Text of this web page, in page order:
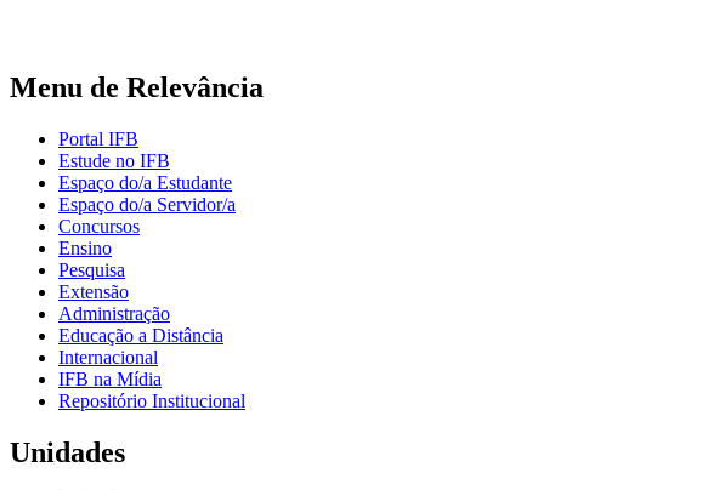
Menu de Relevância
Portal IFB
Estude no IFB
Espaço do/a Estudante
Espaço do/a Servidor/a
Concursos
Ensino
Pesquisa
Extensão
Administração
Educação a Distância
Internacional
IFB na Mídia
Repositório Institucional
Unidades